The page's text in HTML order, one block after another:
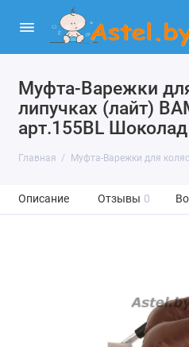
Муфта-Варежки
липучках (лайт)
арт.155BL Шоколад
Главная Муфта-Варежки для
Описание Отзывы 0